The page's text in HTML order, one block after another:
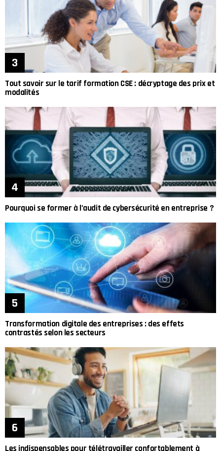
Tout savoir sur le tarif formation CSE : décryptage des prix et
modalités
Pourquoi se former à l’audit de cybersécurité en entreprise ?
Transformation digitale des entreprises : des effets
contrastés selon les secteurs
Les indispensables pour télétravailler confortablement à